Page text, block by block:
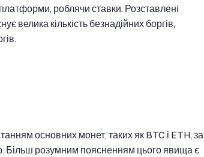
роблячи ставки. Розставлені
велика кількість безнадійних боргів,
основних монет, таких як BTC і ETH, за
Більш розумним поясненням цього явища є